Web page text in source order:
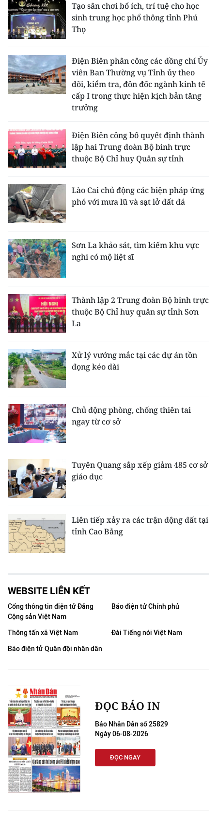
Tạo sân chơi bổ ích, trí tuệ cho học
sinh trung học phổ thông tỉnh Phú
Thọ
Điện Biên phân công các đồng chí Ủy
viên Ban Thường vụ Tỉnh ủy theo
dõi, kiểm tra, đôn đốc ngành kinh tế
cấp I trong thực hiện kịch bản tăng
trưởng
Điện Biên công bố quyết định thành
lập hai Trung đoàn Bộ binh trực
thuộc Bộ Chỉ huy Quân sự tỉnh
Lào Cai chủ động các biện pháp ứng
phó với mưa lũ và sạt lở đất đá
Sơn La khảo sát, tìm kiếm khu vực
nghi có mộ liệt sĩ
Thành lập 2 Trung đoàn Bộ binh trực
thuộc Bộ Chỉ huy quân sự tỉnh Sơn
La
Xử lý vướng mắc tại các dự án tồn
đọng kéo dài
Chủ động phòng, chống thiên tai
ngay từ cơ sở
Tuyên Quang sắp xếp giảm 485 cơ sở
giáo dục
Liên tiếp xảy ra các trận động đất tại
tỉnh Cao Bằng
WEBSITE LIÊN KẾT
Cổng thông tin điện tử Đảng
Cộng sản Việt Nam
Báo điện tử Chính phủ
Thông tấn xã Việt Nam
Đài Tiếng nói Việt Nam
Báo điện tử Quân đội nhân dân
ĐỌC BÁO IN
Báo Nhân Dân số 25829
Ngày 06-08-2026
ĐỌC NGAY